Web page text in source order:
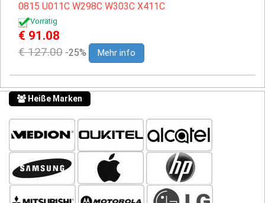
0815 U011C W298C W303C X411C
Vorrätig
€ 91.08
€ 127.00 -25% Mehr info
Heiße Marken